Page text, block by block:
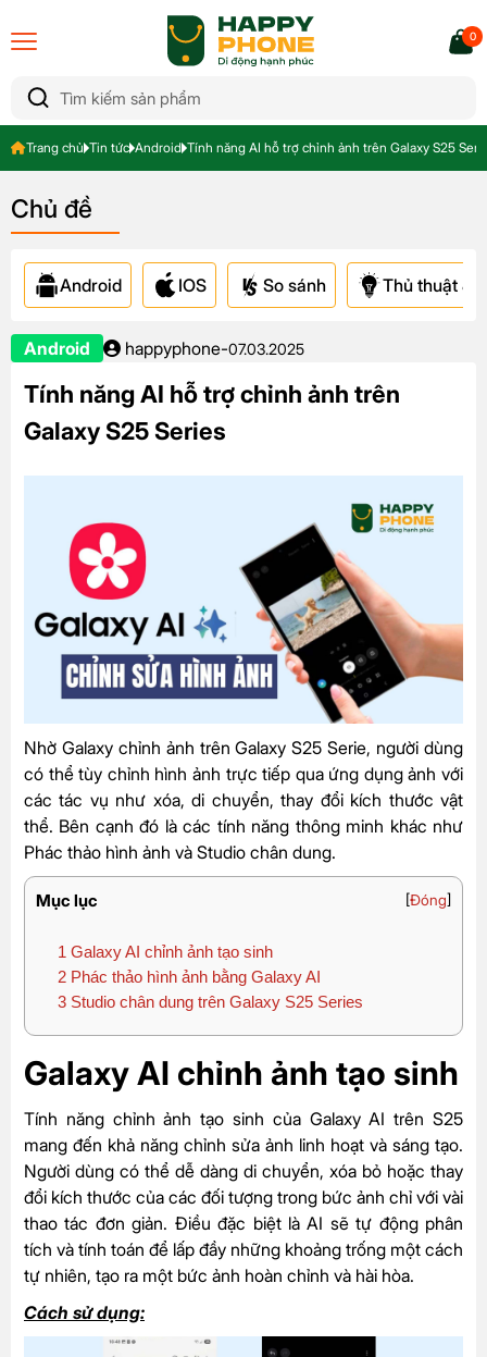
0
Trang chủ Tin tức Android Tính năng AI hỗ trợ chỉnh ảnh trên Galaxy S25
Chủ đề
Android IOS So sánh Thủ thuật &
Android happyphone-07.03.2025
Tính năng AI hỗ trợ chỉnh ảnh trên
Galaxy S25 Series
Nhờ Galaxy chỉnh ảnh trên Galaxy S25 Serie, người dùng
có thể tùy chỉnh hình ảnh trực tiếp qua ứng dụng ảnh với
các tác vụ như xóa, di chuyển, thay đổi kích thước vật
thể. Bên cạnh đó là các tính năng thông minh khác như
Phác thảo hình ảnh và Studio chân dung.
Mục lục [Đóng]
1 Galaxy AI chỉnh ảnh tạo sinh
2 Phác thảo hình ảnh bằng Galaxy AI
3 Studio chân dung trên Galaxy S25 Series
Galaxy AI chỉnh ảnh tạo sinh
Tính năng chỉnh ảnh tạo sinh của Galaxy AI trên S25
mang đến khả năng chỉnh sửa ảnh linh hoạt và sáng tạo.
Người dùng có thể dễ dàng di chuyển, xóa bỏ hoặc thay
đổi kích thước của các đối tượng trong bức ảnh chỉ với vài
thao tác đơn giản. Điều đặc biệt là AI sẽ tự động phân
tích và tính toán để lấp đầy những khoảng trống một cách
tự nhiên, tạo ra một bức ảnh hoàn chỉnh và hài hòa.
Cách sử dụng: